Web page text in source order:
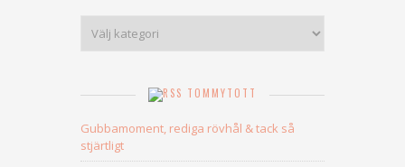
TOMMYTOTT
Gubbamoment, rediga rövhål & tack så
stjärtligt